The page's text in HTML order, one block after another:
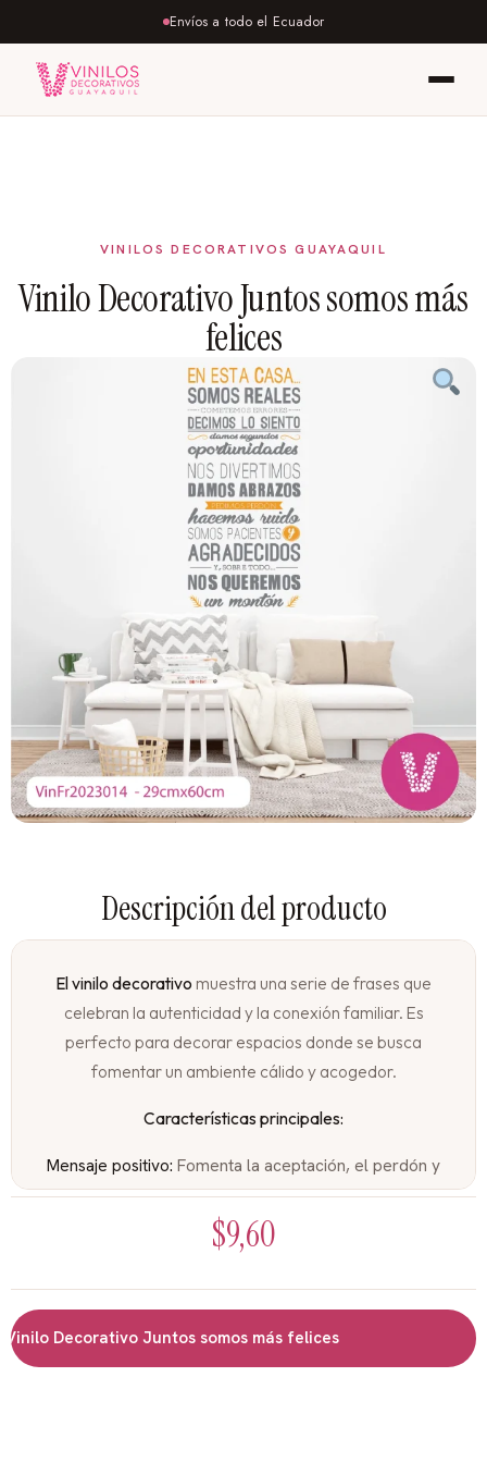
Envíos a todo el Ecuador
Vinilo Decorativo Juntos somos más
felices
El vinilo decorativo muestra una serie de frases que
celebran la autenticidad y la conexión familiar. Es
perfecto para decorar espacios donde se busca
fomentar un ambiente cálido y acogedor.
Características principales:
Mensaje positivo: Fomenta la aceptación, el perdón y
el amor entre los miembros de una familia.
Diseño sencillo y efectivo:Letras manuscritas y
elementos gráficos minimalistas.
desde los más modernos hasta los más clásicos.
Fácil de instalar:Adhesivo de alta calidad para una
colocación sencilla.
$9,60
Decorativo Juntos somos más felices